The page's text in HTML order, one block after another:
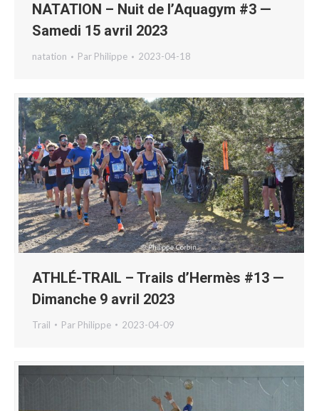
NATATION – Nuit de l’Aquagym #3 —
Samedi 15 avril 2023
natation Par Philippe 2023-04-18
ATHLÉ-TRAIL – Trails d’Hermès #13 —
Dimanche 9 avril 2023
Trail Par Philippe 2023-04-09